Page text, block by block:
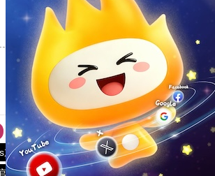
反对[0]
风驰加速器 旋风加速器
八戒看书
加速器 telegeram苹果加速器
outline
网 老王vqn加速 红海pro加速器